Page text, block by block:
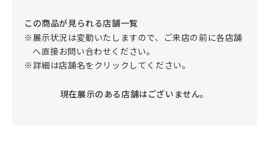
この商品が見られる店舗一覧
※展示状況は変動いたしますので、ご来店の前に各店舗
へ直接お問い合わせください。
※詳細は店舗名をクリックしてください。
現在展示のある店舗はございません。